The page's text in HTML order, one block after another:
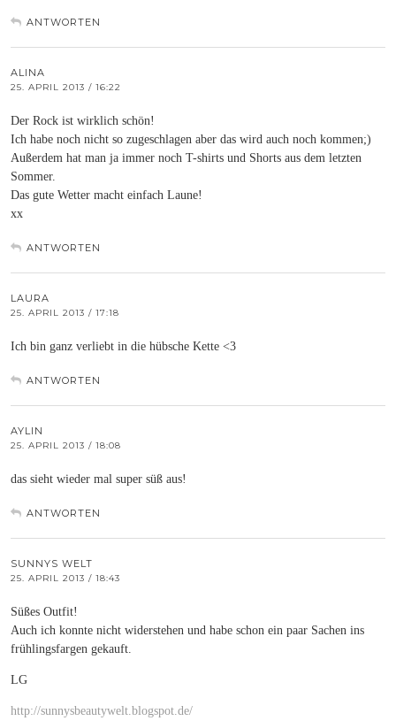
ANTWORTEN
ALINA
25. APRIL 2013 / 16:22
Der Rock ist wirklich schön!
Ich habe noch nicht so zugeschlagen aber das wird auch noch kommen;)
Außerdem hat man ja immer noch T-shirts und Shorts aus dem letzten
Sommer.
Das gute Wetter macht einfach Laune!
xx
ANTWORTEN
LAURA
25. APRIL 2013 / 17:18
Ich bin ganz verliebt in die hübsche Kette <3
ANTWORTEN
AYLIN
25. APRIL 2013 / 18:08
das sieht wieder mal super süß aus!
ANTWORTEN
SUNNYS WELT
25. APRIL 2013 / 18:43
Süßes Outfit!
Auch ich konnte nicht widerstehen und habe schon ein paar Sachen ins
frühlingsfargen gekauft.
LG
http://sunnysbeautywelt.blogspot.de/